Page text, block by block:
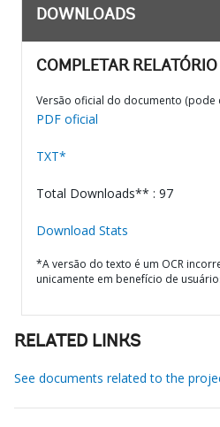
DOWNLOADS
COMPLETAR RELATÓRIO
Versão oficial do documento (pode
PDF oficial
TXT*
Total Downloads** : 97
Download Stats
*A versão do texto é um OCR
unicamente em benefício de
RELATED LINKS
See documents related to the